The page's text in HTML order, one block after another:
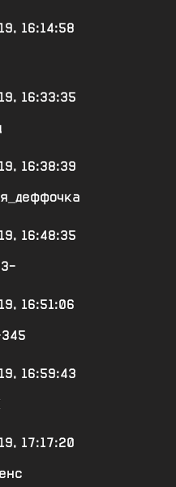
16:14:58
16:33:35
16:38:39
16:48:35
16:51:06
16:59:43
17:17:20